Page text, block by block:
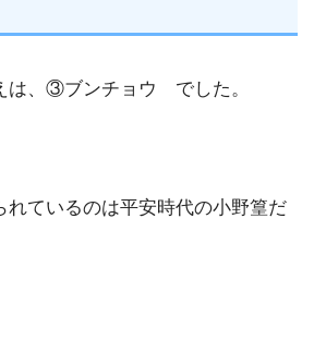
は、③ブンチョウ でした。
れているのは平安時代の小野篁だ